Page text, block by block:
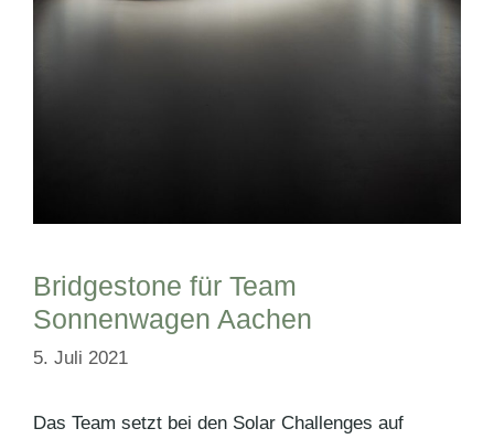
Bridgestone für Team
Sonnenwagen Aachen
5. Juli 2021
Das Team setzt bei den Solar Challenges auf